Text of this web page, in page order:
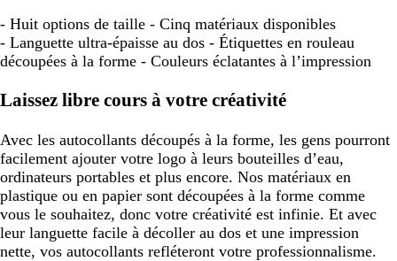
- Huit options de taille - Cinq matériaux disponibles
- Languette ultra-épaisse au dos - Étiquettes en rouleau
découpées à la forme - Couleurs éclatantes à l’impression
Laissez libre cours à votre créativité
Avec les autocollants découpés à la forme, les gens pourront
facilement ajouter votre logo à leurs bouteilles d’eau,
ordinateurs portables et plus encore. Nos matériaux en
plastique ou en papier sont découpées à la forme comme
vous le souhaitez, donc votre créativité est infinie. Et avec
leur languette facile à décoller au dos et une impression
nette, vos autocollants refléteront votre professionnalisme.